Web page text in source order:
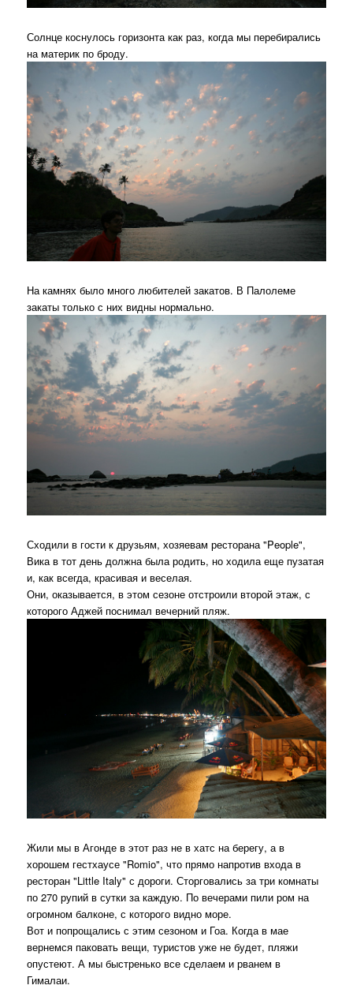
Солнце коснулось горизонта как раз, когда мы перебирались
на материк по броду.
На камнях было много любителей закатов. В Палолеме
закаты только с них видны нормально.
Сходили в гости к друзьям, хозяевам ресторана "People",
Вика в тот день должна была родить, но ходила еще пузатая
и, как всегда, красивая и веселая.
Они, оказывается, в этом сезоне отстроили второй этаж, с
которого Аджей поснимал вечерний пляж.
Жили мы в Агонде в этот раз не в хатс на берегу, а в
хорошем гестхаусе "Romio", что прямо напротив входа в
ресторан "Little Italy" с дороги. Сторговались за три комнаты
по 270 рупий в сутки за каждую. По вечерами пили ром на
огромном балконе, с которого видно море.
Вот и попрощались с этим сезоном и Гоа. Когда в мае
вернемся паковать вещи, туристов уже не будет, пляжи
опустеют. А мы быстренько все сделаем и рванем в
Гималаи.